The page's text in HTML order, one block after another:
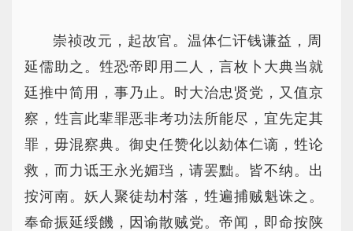
崇祯改元，起故官。温体仁讦钱谦益，周
延儒助之。甡恐帝即用二人，言枚卜大典当就
廷推中简用，事乃止。时大治忠贤党，又值京
察，甡言此辈罪恶非考功法所能尽，宜先定其
罪，毋混察典。御史任赞化以劾体仁谪，甡论
救，而力诋王永光媚珰，请罢黜。皆不纳。出
按河南。妖人聚徒劫村落，甡遍捕贼魁诛之。
奉命振延绥饑，因谕散贼党。帝闻，即命按陕